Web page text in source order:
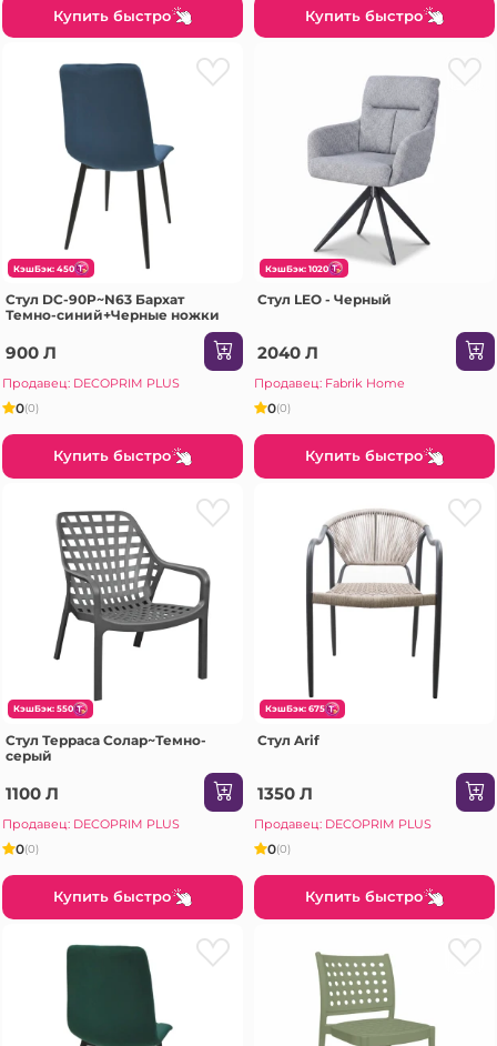
Купить быстро Купить быстро
КэшБэк: 450
Стул DC-90P~N63 Бархат
Темно-синий+Черные ножки
900 Л
Продавец: DECOPRIM PLUS
0(0)
Купить быстро
КэшБэк: 1020
Стул LEO - Черный
2040 Л
Продавец: Fabrik Home
0(0)
Купить быстро
КэшБэк: 550
Стул Терраса Солар~Темно-
серый
1100 Л
Продавец: DECOPRIM PLUS
0(0)
Купить быстро
КэшБэк: 675
Стул Arif
1350 Л
Продавец: DECOPRIM PLUS
0(0)
Купить быстро